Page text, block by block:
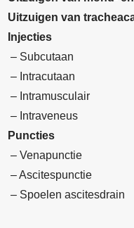
Uitzuigen van
Injecties
– Subcutaan
– Intracutaan
– Intramusculair
– Intraveneus
Puncties
– Venapunctie
– Ascitespunctie
– Spoelen ascitesdrain